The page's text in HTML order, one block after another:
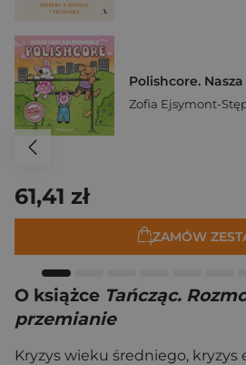
Polishcore.
Zofia Ejsymont-
61,41 zł
ZAMÓW
O książce Tańcząc.
przemianie
Kryzys wieku średniego, kryzys